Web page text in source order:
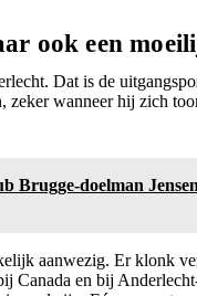
ook een
Dat is de
zeker wanneer hij zich
Brugge-doelman
aanwezig. Er klonk
Canada en bij